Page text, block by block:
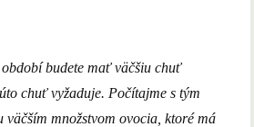
období budete mať väčšiu chuť
chuť vyžaduje. Počítajme s tým
väčším množstvom ovocia, ktoré má